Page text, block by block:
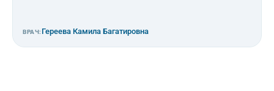
ВРАЧ: Гереева Камила Багатировна